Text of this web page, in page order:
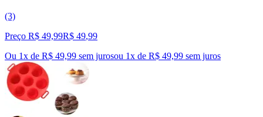
(3)
Preço R$ 49,99R$ 49,99
Ou 1x de R$ 49,99 sem jurosou 1x de R$ 49,99 sem juros